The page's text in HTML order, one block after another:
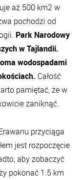
aż 500 km2 w
pochodzi od
Park Narodowy
w Tajlandii.
wodospadami
Całość
pamiętać, że w
zaniknąć.
przyciąga
jest rozpoczęcie
aby zobaczyć
pokonać 1.5 km